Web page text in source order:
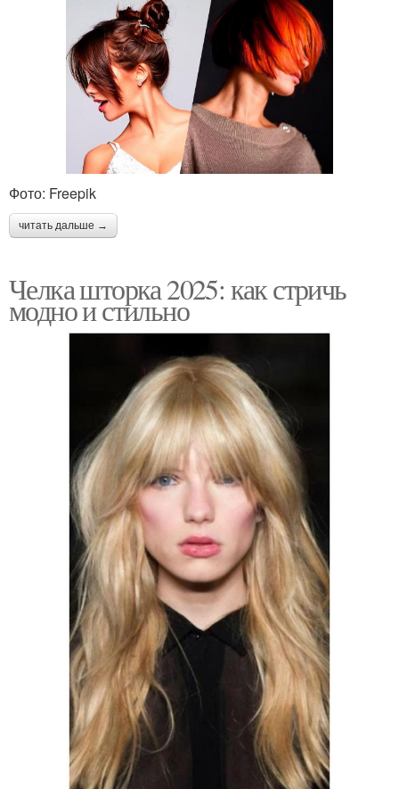
Фото: Freepik
читать дальше →
Челка шторка 2025: как стричь
модно и стильно